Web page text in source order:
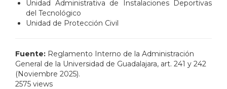
Unidad Administrativa de Instalaciones Deportivas
del Tecnológico
Unidad de Protección Civil
Fuente: Reglamento Interno de la Administración
General de la Universidad de Guadalajara, art. 241 y 242
(Noviembre 2025).
2575 views